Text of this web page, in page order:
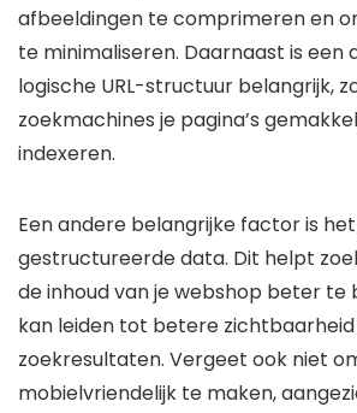
afbeeldingen te comprimeren en
te minimaliseren. Daarnaast is een
logische URL-structuur belangrijk,
zoekmachines je pagina’s
indexeren.
Een andere belangrijke factor is
gestructureerde data. Dit helpt
de inhoud van je webshop beter te
kan leiden tot betere zichtbaarheid
zoekresultaten. Vergeet ook niet
mobielvriendelijk te maken,